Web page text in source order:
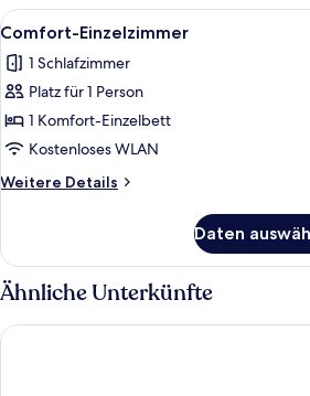
Alle
Fotos
für
Comfort-
Einzelzimmer
anzeigen
Ein
19
Comfort-Einzelzimmer
1 Schlafzimmer
Platz für 1 Person
1 Komfort-Einzelbett
Kostenloses WLAN
Weitere Details
Weitere
Einzelzimmer
Daten
Ähnliche Unterkünfte
Mercure Hotel Kamen Unna